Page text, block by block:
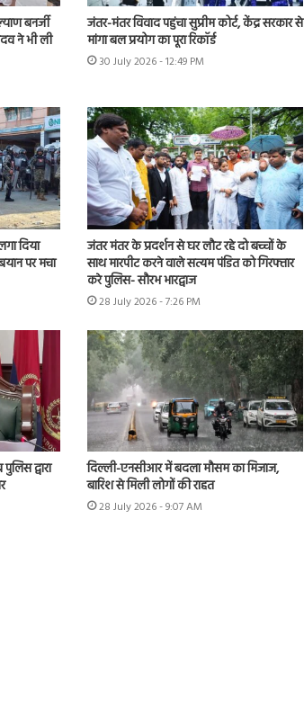
बनर्जी
ने भी ली
जंतर-मंतर विवाद पहुंचा सुप्रीम कोर्ट, केंद्र सरकार से
मांगा बल प्रयोग का पूरा रिकॉर्ड
30 July 2026 - 12:49 PM
दिया
पर मचा
जंतर मंतर के प्रदर्शन से घर लौट रहे दो बच्चों के
साथ मारपीट करने वाले सत्यम पंडित को गिरफ्तार
करे पुलिस- सौरभ भारद्वाज
28 July 2026 - 7:26 PM
द्वारा
दिल्ली-एनसीआर में बदला मौसम का मिजाज,
बारिश से मिली लोगों की राहत
28 July 2026 - 9:07 AM